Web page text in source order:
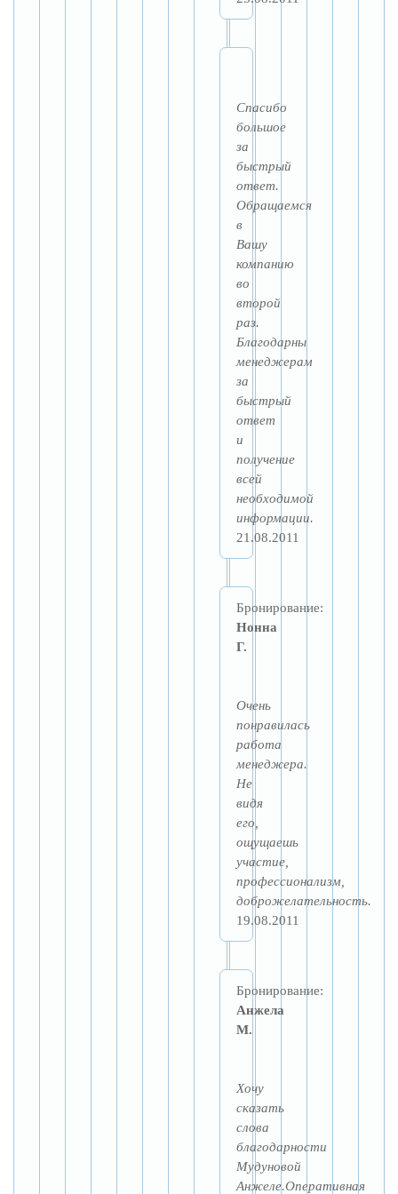
Спасибо
большое
за
быстрый
ответ.
Обращаемся
в
Вашу
компанию
во
второй
раз.
Благодарны
менеджерам
за
быстрый
ответ
и
получение
всей
необходимой
информации.
21.08.2011
Бронирование:
Нонна
Г.
Очень
понравилась
работа
менеджера.
Не
видя
его,
ощущаешь
участие,
профессионализм,
доброжелательность.
19.08.2011
Бронирование:
Анжела
М.
Хочу
сказать
слова
благодарности
Мудуновой
Анжеле.Оперативная